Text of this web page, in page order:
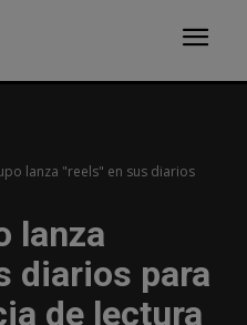
lanza "reels" en sus diarios
lanza
diarios para
de lectura